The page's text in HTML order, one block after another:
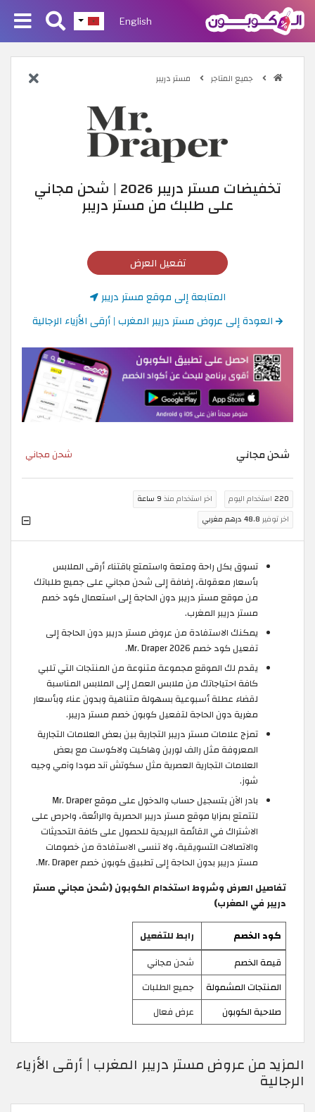
English
جميع المتاجر مستر دريبر
تخفيضات مستر دريبر 2026 | شحن مجاني
على طلبك من مستر دريبر
تفعيل العرض
المتابعة إلى موقع مستر دريبر
العودة إلى عروض مستر دريبر المغرب | أرقى الأزياء الرجالية
شحن مجاني شحن مجاني
220 استخدام اليوم اخر استخدام منذ 9 ساعة
اخر توفير 48.8 درهم مغربي
تسوق بكل راحة ومتعة واستمتع باقتناء أرقى الملابس
بأسعار معقولة، إضافة إلى شحن مجاني على جميع طلباتك
من موقع مستر دريبر دون الحاجة إلى استعمال كود خصم
مستر دريبر المغرب.
يمكنك الاستفادة من عروض مستر دريبر دون الحاجة إلى
تفعيل كود خصم Mr. Draper 2026.
يقدم لك الموقع مجموعة متنوعة من المنتجات التي تلبي
كافة احتياجاتك من ملابس العمل إلى الملابس المناسبة
لقضاء عطلة أسبوعية بسهولة متناهية وبدون عناء وبأسعار
مغرية دون الحاجة لتفعيل كوبون خصم مستر دريبر.
تمزج علامات مستر دريبر التجارية بين بعض العلامات التجارية
المعروفة مثل رالف لورين وهاكيت ولاكوست مع بعض
العلامات التجارية العصرية مثل سكوتش آند صودا وآمي وجيه
شوز.
بادر الآن بتسجيل حساب والدخول على موقع Mr. Draper
لتتمتع بمزايا موقع مستر دريبر الحصرية والرائعة، واحرص على
الاشتراك في القائمة البريدية للحصول على كافة التحديثات
والاتصالات التسويقية، ولا تنسى الاستفادة من خصومات
مستر دريبر بدون الحاجة إلى تطبيق كوبون خصم Mr. Draper.
تفاصيل العرض وشروط استخدام الكوبون (شحن مجاني مستر
دريبر في المغرب)
كود الخصم
رابط للتفعيل
قيمة الخصم
شحن مجاني
المنتجات المشمولة
جميع الطلبات
صلاحية الكوبون
عرض فعال
المزيد من عروض مستر دريبر المغرب | أرقى الأزياء
الرجالية